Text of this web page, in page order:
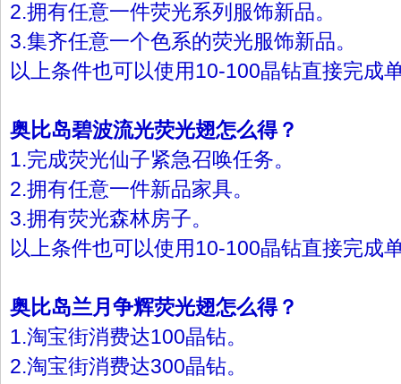
2.拥有任意一件荧光系列服饰新品。
3.集齐任意一个色系的荧光服饰新品。
以上条件也可以使用10-100晶钻直接完成
奥比岛碧波流光荧光翅怎么得？
1.完成荧光仙子紧急召唤任务。
2.拥有任意一件新品家具。
3.拥有荧光森林房子。
以上条件也可以使用10-100晶钻直接完成
奥比岛兰月争辉荧光翅怎么得？
1.淘宝街消费达100晶钻。
2.淘宝街消费达300晶钻。